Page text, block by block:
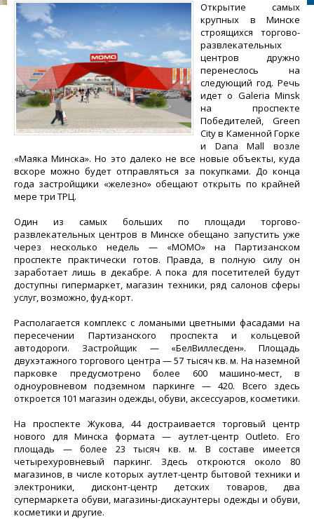
Открытие самых
крупных в Минске
строящихся торгово-
развлекательных
центров дружно
перенеслось на
следующий год. Речь
идет о Galeria Minsk
на проспекте
Победителей, Green
City в Каменной Горке
и Dana Mall возле
«Маяка Минска». Но это далеко не все новые объекты, куда
вскоре можно будет отправляться за покупками. До конца
года застройщики «железно» обещают открыть по крайней
мере три ТРЦ.
Один из самых больших по площади торгово-
развлекательных центров в Минске обещано запустить уже
через несколько недель — «МОМО» на Партизанском
проспекте практически готов. Правда, в полную силу он
заработает лишь в декабре. А пока для посетителей будут
доступны гипермаркет, магазин техники, ряд салонов сферы
услуг, возможно, фуд-корт.
Располагается комплекс с ломаными цветными фасадами на
пересечении Партизанского проспекта и кольцевой
автодороги. Застройщик — «БелВиллесден». Площадь
двухэтажного торгового центра — 57 тысяч кв. м. На наземной
парковке предусмотрено более 600 машино-мест, в
одноуровневом подземном паркинге — 420. Всего здесь
откроется 101 магазин одежды, обуви, аксессуаров, косметики.
На проспекте Жукова, 44 достраивается торговый центр
нового для Минска формата — аутлет-центр Outleto. Его
площадь — более 23 тысяч кв. м. В составе имеется
четырехуровневый паркинг. Здесь откроются около 80
магазинов, в числе которых аутлет-центр бытовой техники и
электроники, дисконт-центр детских товаров, два
супермаркета обуви, магазины-дискаунтеры одежды и обуви,
косметики и другие.